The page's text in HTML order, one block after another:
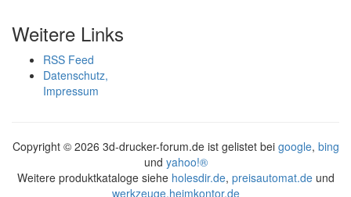
Weitere Links
RSS Feed
Datenschutz,
Impressum
Copyright © 2026 3d-drucker-forum.de ist gelistet bei google, bing
und yahoo!®
Weitere produktkataloge siehe holesdir.de, preisautomat.deund
werkzeuge.heimkontor.de